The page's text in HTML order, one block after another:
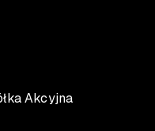
Akcyjna